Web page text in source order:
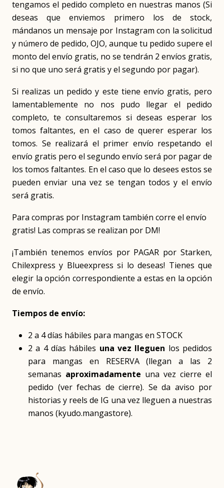
tengamos el pedido completo en nuestras manos (Si
deseas que enviemos primero los de stock,
mándanos un mensaje por Instagram con la solicitud
y número de pedido, OJO, aunque tu pedido supere el
monto del envío gratis, no se tendrán 2 envíos gratis,
si no que uno será gratis y el segundo por pagar).
Si realizas un pedido y este tiene envío gratis, pero
lamentablemente no nos pudo llegar el pedido
completo, te consultaremos si deseas esperar los
tomos faltantes, en el caso de querer esperar los
tomos. Se realizará el primer envío respetando el
envío gratis pero el segundo envío será por pagar de
los tomos faltantes. En el caso que lo desees estos se
pueden enviar una vez se tengan todos y el envío
será gratis.
Para compras por Instagram también corre el envío
gratis! Las compras se realizan por DM!
¡También tenemos envíos por PAGAR por Starken,
Chilexpress y Blueexpress si lo deseas! Tienes que
elegir la opción correspondiente a estas en la opción
de envío.
Tiempos de envío:
2 a 4 días hábiles para mangas en STOCK
2 a 4 días hábiles una vez lleguen los pedidos
para mangas en RESERVA (llegan a las 2
semanas aproximadamente una vez cierre el
pedido (ver fechas de cierre). Se da aviso por
historias y reels de IG una vez lleguen a nuestras
manos (kyudo.mangastore).